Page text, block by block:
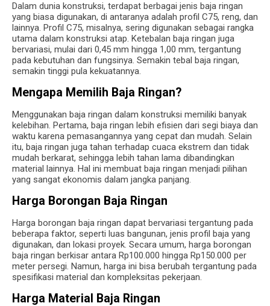
Dalam dunia konstruksi, terdapat berbagai jenis baja ringan
yang biasa digunakan, di antaranya adalah profil C75, reng, dan
lainnya. Profil C75, misalnya, sering digunakan sebagai rangka
utama dalam konstruksi atap. Ketebalan baja ringan juga
bervariasi, mulai dari 0,45 mm hingga 1,00 mm, tergantung
pada kebutuhan dan fungsinya. Semakin tebal baja ringan,
semakin tinggi pula kekuatannya.
Mengapa Memilih Baja Ringan?
Menggunakan baja ringan dalam konstruksi memiliki banyak
kelebihan. Pertama, baja ringan lebih efisien dari segi biaya dan
waktu karena pemasangannya yang cepat dan mudah. Selain
itu, baja ringan juga tahan terhadap cuaca ekstrem dan tidak
mudah berkarat, sehingga lebih tahan lama dibandingkan
material lainnya. Hal ini membuat baja ringan menjadi pilihan
yang sangat ekonomis dalam jangka panjang.
Harga Borongan Baja Ringan
Harga borongan baja ringan dapat bervariasi tergantung pada
beberapa faktor, seperti luas bangunan, jenis profil baja yang
digunakan, dan lokasi proyek. Secara umum, harga borongan
baja ringan berkisar antara Rp100.000 hingga Rp150.000 per
meter persegi. Namun, harga ini bisa berubah tergantung pada
spesifikasi material dan kompleksitas pekerjaan.
Harga Material Baja Ringan